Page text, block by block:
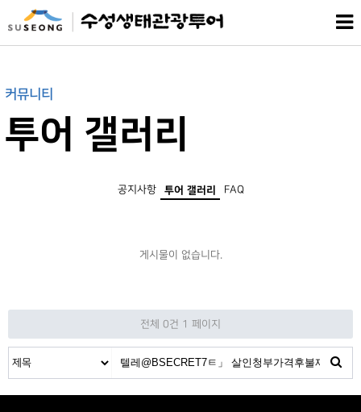
커뮤니티
투어 갤러리
공지사항 투어 갤러리 FAQ
게시물이 없습니다.
전체 0건 1 페이지